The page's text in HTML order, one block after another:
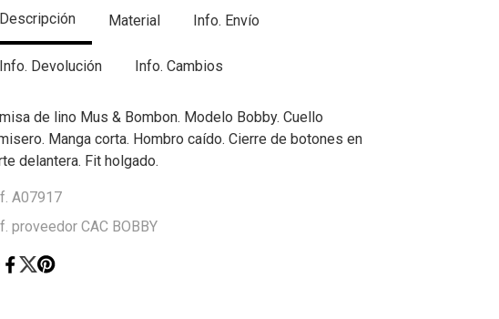
Descripción Material Info. Envío
Info. Devolución Info. Cambios
de lino Mus & Bombon. Modelo Bobby. Cuello
Manga corta. Hombro caído. Cierre de botones en
delantera. Fit holgado.
A07917
proveedor CAC BOBBY